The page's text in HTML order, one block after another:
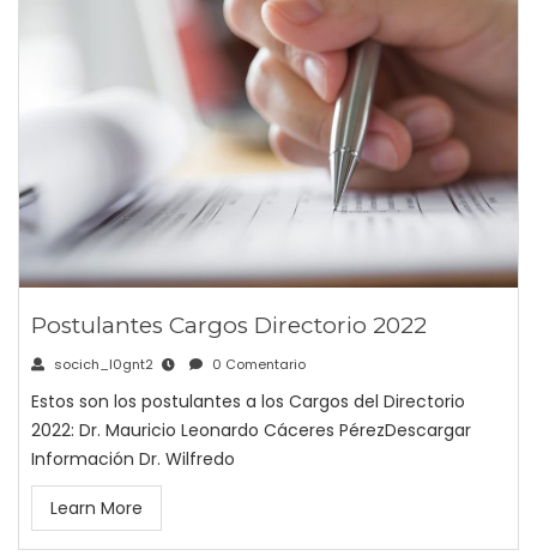
Postulantes Cargos Directorio 2022
socich_l0gnt2 0 Comentario
Estos son los postulantes a los Cargos del Directorio
2022: Dr. Mauricio Leonardo Cáceres PérezDescargar
Información Dr. Wilfredo
Learn More